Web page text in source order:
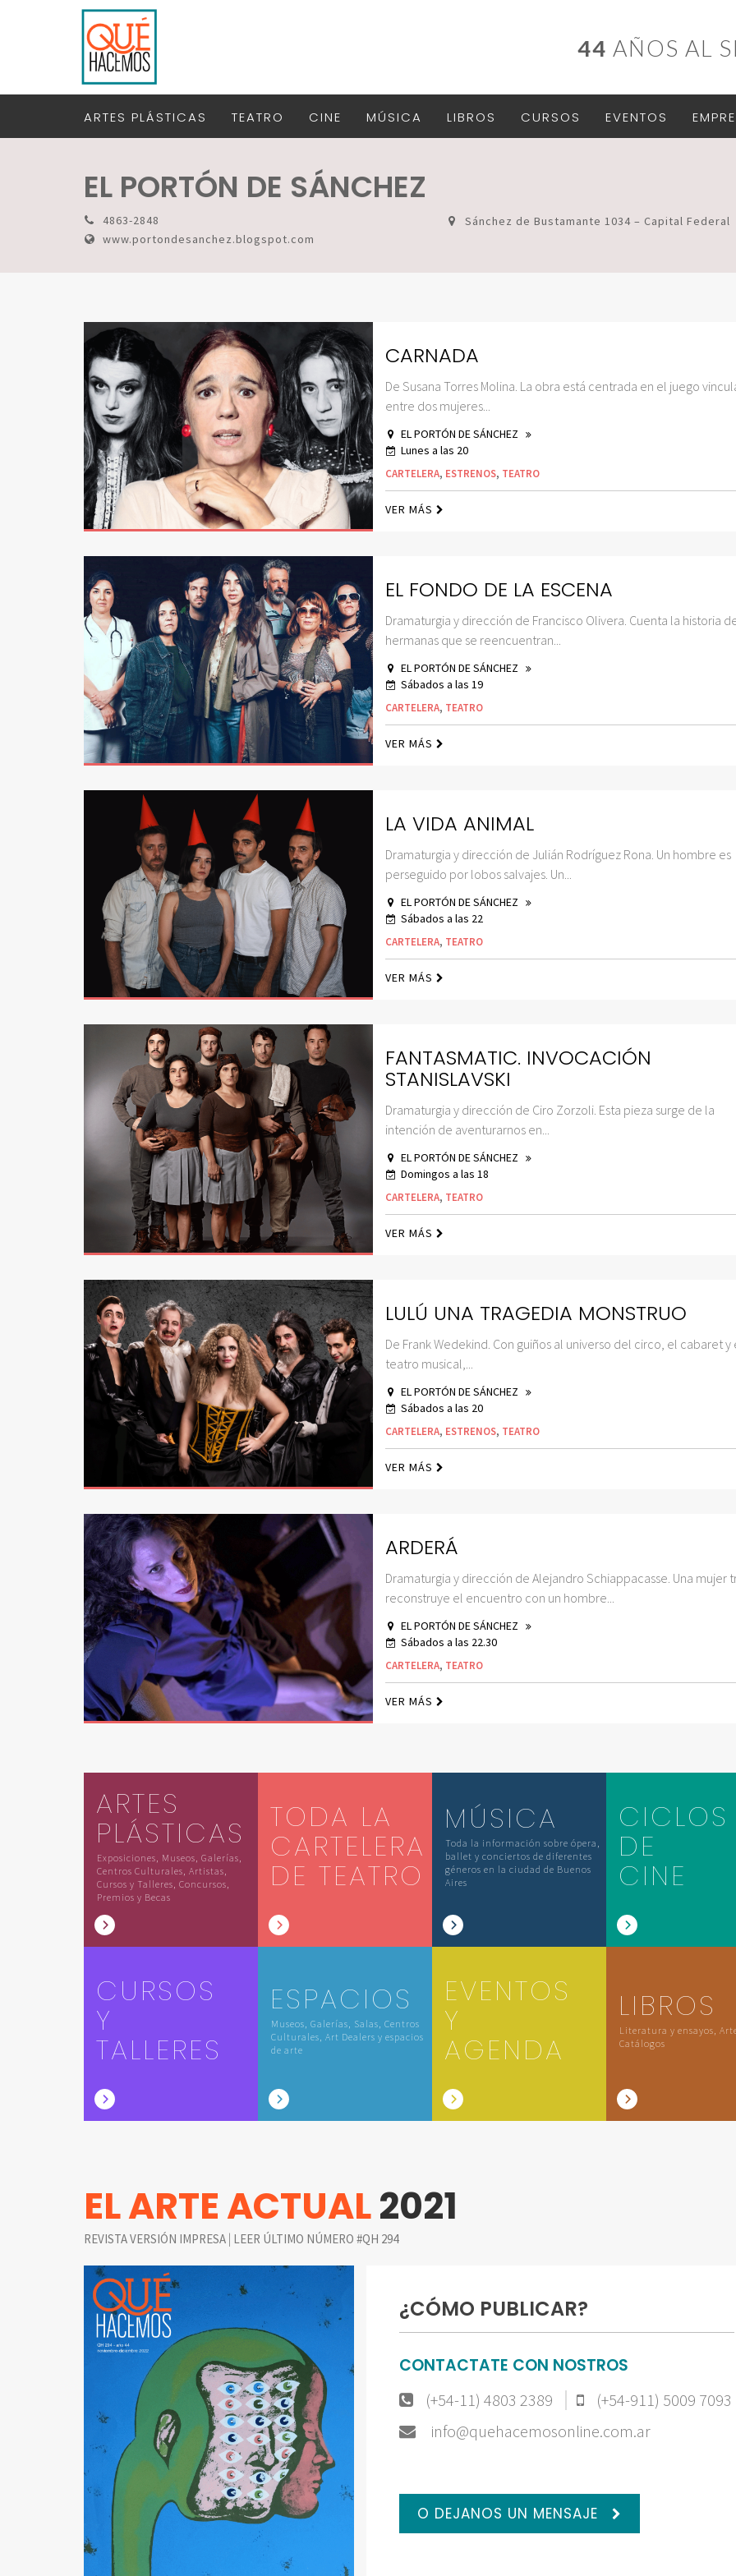
44 AÑOS AL
ARTES PLÁSTICAS TEATRO CINE MÚSICA LIBROS CURSOS EVENTOS
EL PORTÓN DE SÁNCHEZ
4863-2848
Sánchez de Bustamante 1034 – Capital Federal
www.portondesanchez.blogspot.com
CARNADA
De Susana Torres Molina. La obra está centrada en el juego
entre dos mujeres...
EL PORTÓN DE SÁNCHEZ
Lunes a las 20
CARTELERA, ESTRENOS, TEATRO
VER MÁS
EL FONDO DE LA ESCENA
Dramaturgia y dirección de Francisco Olivera. Cuenta la historia
hermanas que se reencuentran...
EL PORTÓN DE SÁNCHEZ
Sábados a las 19
CARTELERA, TEATRO
VER MÁS
LA VIDA ANIMAL
Dramaturgia y dirección de Julián Rodríguez Rona. Un hombre es
perseguido por lobos salvajes. Un...
EL PORTÓN DE SÁNCHEZ
Sábados a las 22
CARTELERA, TEATRO
VER MÁS
FANTASMATIC. INVOCACIÓN
STANISLAVSKI
Dramaturgia y dirección de Ciro Zorzoli. Esta pieza surge de la
intención de aventurarnos en...
EL PORTÓN DE SÁNCHEZ
Domingos a las 18
CARTELERA, TEATRO
VER MÁS
LULÚ UNA TRAGEDIA MONSTRUO
De Frank Wedekind. Con guiños al universo del circo, el cabaret y
teatro musical,...
EL PORTÓN DE SÁNCHEZ
Sábados a las 20
CARTELERA, ESTRENOS, TEATRO
VER MÁS
ARDERÁ
Dramaturgia y dirección de Alejandro Schiappacasse. Una mujer
reconstruye el encuentro con un hombre...
EL PORTÓN DE SÁNCHEZ
Sábados a las 22.30
CARTELERA, TEATRO
VER MÁS
ARTES
PLÁSTICAS
Exposiciones, Museos, Galerías,
Centros Culturales, Artistas,
Cursos y Talleres, Concursos,
Premios y Becas
TODA LA
CARTELERA
DE TEATRO
MÚSICA
Toda la información sobre ópera,
ballet y conciertos de diferentes
géneros en la ciudad de Buenos
Aires
CICLOS
DE
CINE
CURSOS
Y
TALLERES
ESPACIOS
Museos, Galerías, Salas, Centros
Culturales, Art Dealers y espacios
de arte
EVENTOS
Y
AGENDA
LIBROS
Literatura y ensayos,
Catálogos
EL ARTE ACTUAL2021
REVISTA VERSIÓN IMPRESA | LEER ÚLTIMO NÚMERO #QH 294
¿CÓMO PUBLICAR?
CONTACTATE CON NOSTROS
(+54-11) 4803 2389
(+54-911) 5009 7093
info@quehacemosonline.com.ar
O DEJANOS UN MENSAJE